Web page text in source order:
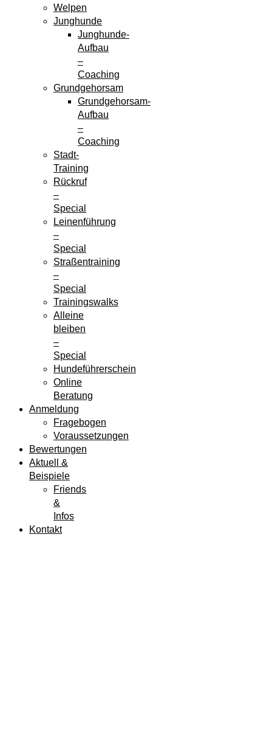
Welpen
Junghunde
Junghunde-
Aufbau
–
Coaching
Grundgehorsam
Grundgehorsam-
Aufbau
–
Coaching
Stadt-
Training
Rückruf
–
Special
Leinenführung
–
Special
Straßentraining
–
Special
Trainingswalks
Alleine
bleiben
–
Special
Hundeführerschein
Online
Beratung
Anmeldung
Fragebogen
Voraussetzungen
Bewertungen
Aktuell &
Beispiele
Friends
&
Infos
Kontakt